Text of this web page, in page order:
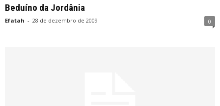
Beduíno da Jordânia
Efatah - 28 de dezembro de 2009 0